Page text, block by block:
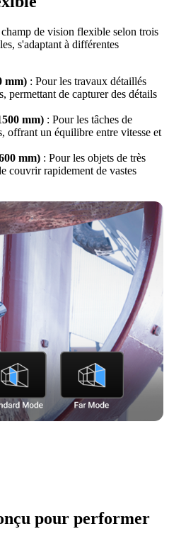
de vision flexible selon trois
s'adaptant à différentes
mm) : Pour les travaux détaillés
permettant de capturer des détails
mm) : Pour les tâches de
offrant un équilibre entre vitesse et
mm) : Pour les objets de très
couvrir rapidement de vastes
pour performer